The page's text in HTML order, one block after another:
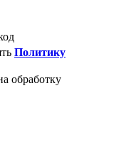
Политику
обработку